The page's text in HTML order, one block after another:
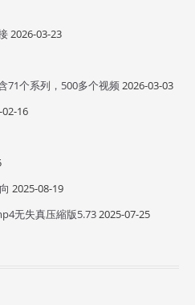
2026-03-23
71个系列，500多个视频2026-03-03
16
2025-08-19
无失真压縮版5.732025-07-25